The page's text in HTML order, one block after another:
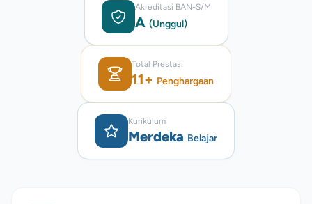
Akreditasi BAN-S/M
A (Unggul)
Total Prestasi
11+ Penghargaan
Kurikulum
Merdeka Belajar